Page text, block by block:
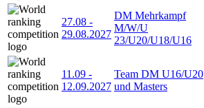
27.08 -
29.08.2027
DM Mehrkampf
M/W/U
23/U20/U18/U16
11.09 -
12.09.2027
Team DM U16/U20
und Masters